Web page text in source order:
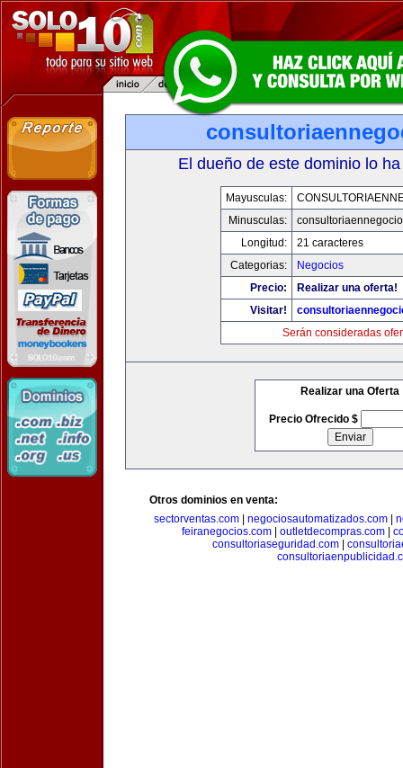
El dueño de este dominio lo
Mayusculas:
Minusculas:
Longitud:
21 caracteres
Categorias:
Negocios
Precio:
Realizar una oferta!
Visitar!
Serán consideradas
Realizar una Oferta
Precio Ofrecido $
Otros dominios en venta:
sectorventas.com
negociosautomatizados.com
feiranegocios.com| outletdecompras.com|
consultoriaseguridad.com